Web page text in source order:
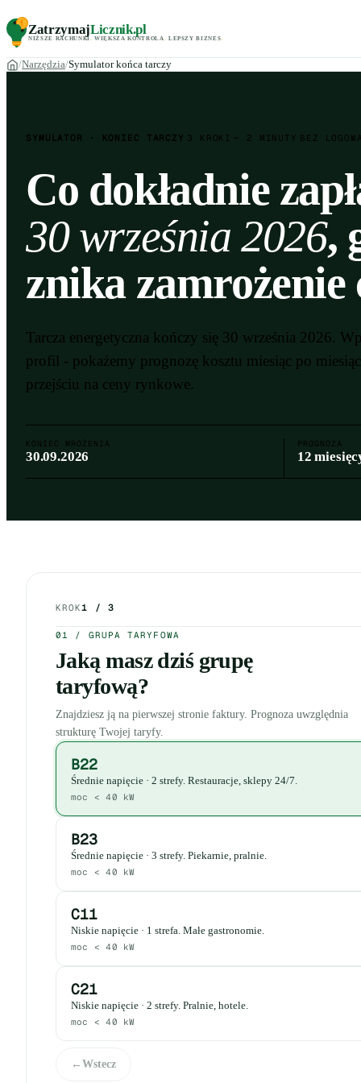
ZatrzymajLicznik.pl
NIŻSZE RACHUNKI WIĘKSZA KONTROLA LEPSZY BIZNES
Narzędzia Symulator końca tarczy
SYMULATOR · KONIEC TARCZY 3 KROKI ~ 2 MINUTY BEZ
Co dokładnie
30 września 2026,
znika zamrożenie
Tarcza energetyczna kończy się 30 września 2026.
profil - pokażemy prognozę kosztu miesiąc po
przejściu na ceny rynkowe.
KONIEC MROŻENIA
30.09.2026
PROGNOZA
12
Symulator końca tarczy - krok po kroku
KROK1 / 3
01 / GRUPA TARYFOWA
Jaką masz dziś grupę
taryfową?
Znajdziesz ją na pierwszej stronie faktury. Prognoza uwzględnia
strukturę Twojej taryfy.
Wybierz wariant
B22
Średnie napięcie · 2 strefy. Restauracje, sklepy 24/7.
moc < 40 kW
B23
Średnie napięcie · 3 strefy. Piekarnie, pralnie.
moc < 40 kW
C11
Niskie napięcie · 1 strefa. Małe gastronomie.
moc < 40 kW
C21
Niskie napięcie · 2 strefy. Pralnie, hotele.
moc < 40 kW
← Wstecz